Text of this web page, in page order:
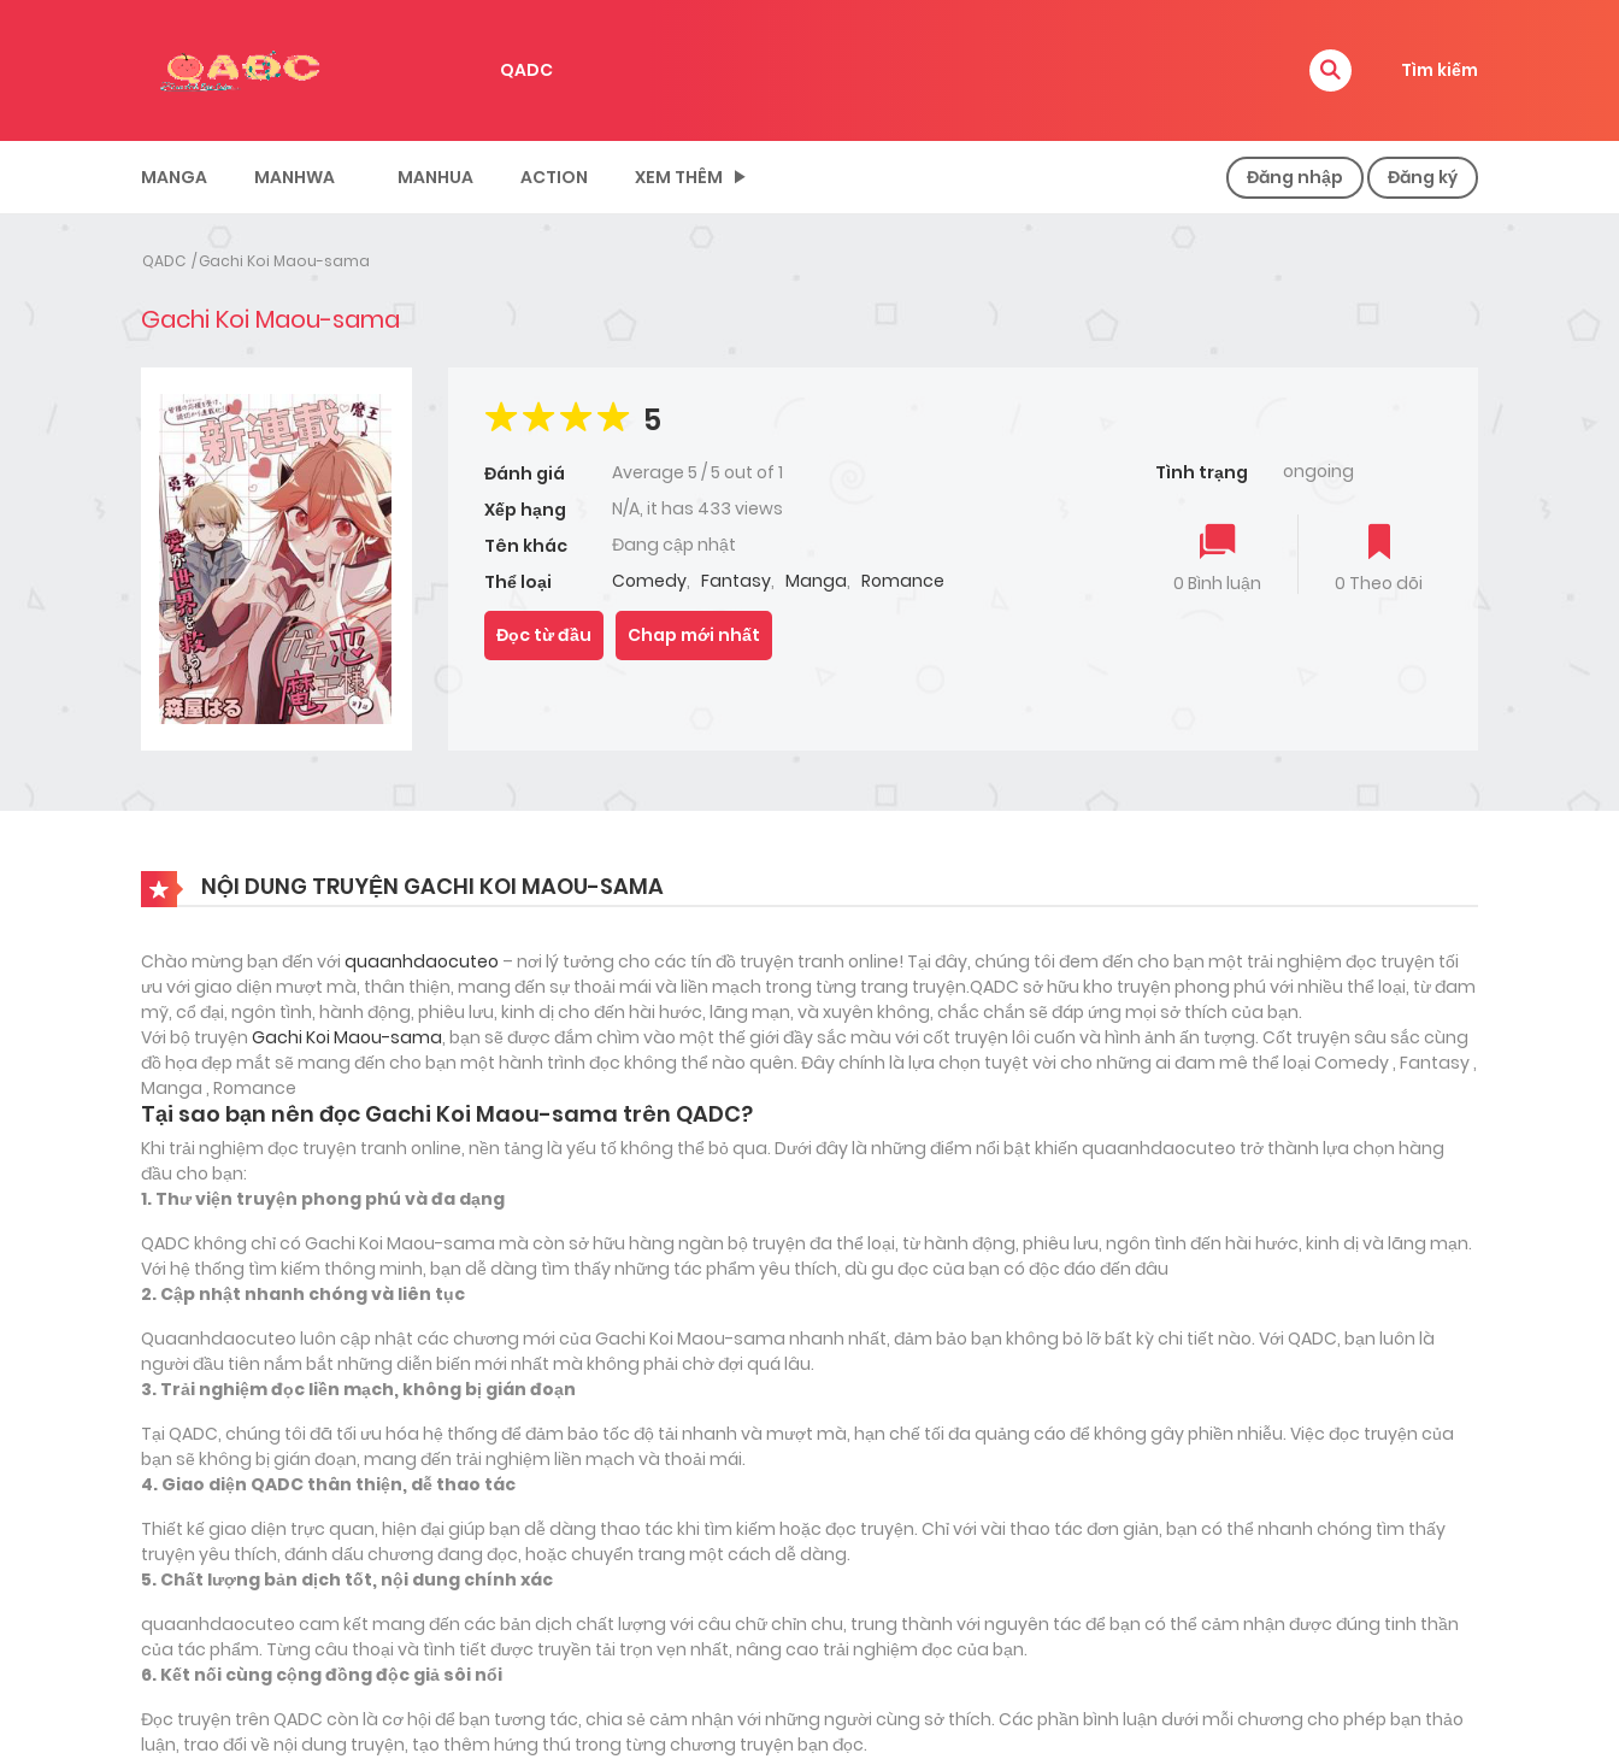
QADC Tìm kiếm
MANGA MANHWA MANHUA ACTION XEM THÊM Đăng nhập Đăng ký
QADC Gachi Koi Maou-sama
Gachi Koi Maou-sama
5
Đánh giá Average 5 /5 out of 1
Xếp hạng
N/A, it has 433 views
Tên khác
Đang cập nhật
Thể loại
Comedy, Fantasy, Manga, Romance
Tình trạng ongoing
0 Bình luận 0 Theo dõi
Đọc từ đầu Chap mới nhất
NỘI DUNG TRUYỆN GACHI KOI MAOU-SAMA
Chào mừng bạn đến với quaanhdaocuteo – nơi lý tưởng cho các tín đồ truyện tranh online! Tại đây, chúng tôi đem đến cho bạn một trải nghiệm đọc truyện tối
ưu với giao diện mượt mà, thân thiện, mang đến sự thoải mái và liền mạch trong từng trang truyện.QADC sở hữu kho truyện phong phú với nhiều thể loại, từ đam
mỹ, cổ đại, ngôn tình, hành động, phiêu lưu, kinh dị cho đến hài hước, lãng mạn, và xuyên không, chắc chắn sẽ đáp ứng mọi sở thích của bạn.
Với bộ truyện Gachi Koi Maou-sama, bạn sẽ được đắm chìm vào một thế giới đầy sắc màu với cốt truyện lôi cuốn và hình ảnh ấn tượng. Cốt truyện sâu sắc cùng
đồ họa đẹp mắt sẽ mang đến cho bạn một hành trình đọc không thể nào quên. Đây chính là lựa chọn tuyệt vời cho những ai đam mê thể loại Comedy , Fantasy ,
Manga , Romance
Tại sao bạn nên đọc Gachi Koi Maou-sama trên QADC?
Khi trải nghiệm đọc truyện tranh online, nền tảng là yếu tố không thể bỏ qua. Dưới đây là những điểm nổi bật khiến quaanhdaocuteo trở thành lựa chọn hàng
đầu cho bạn:
1. Thư viện truyện phong phú và đa dạng
QADC không chỉ có Gachi Koi Maou-sama mà còn sở hữu hàng ngàn bộ truyện đa thể loại, từ hành động, phiêu lưu, ngôn tình đến hài hước, kinh dị và lãng mạn.
Với hệ thống tìm kiếm thông minh, bạn dễ dàng tìm thấy những tác phẩm yêu thích, dù gu đọc của bạn có độc đáo đến đâu
2. Cập nhật nhanh chóng và liên tục
Quaanhdaocuteo luôn cập nhật các chương mới của Gachi Koi Maou-sama nhanh nhất, đảm bảo bạn không bỏ lỡ bất kỳ chi tiết nào. Với QADC, bạn luôn là
người đầu tiên nắm bắt những diễn biến mới nhất mà không phải chờ đợi quá lâu.
3. Trải nghiệm đọc liền mạch, không bị gián đoạn
Tại QADC, chúng tôi đã tối ưu hóa hệ thống để đảm bảo tốc độ tải nhanh và mượt mà, hạn chế tối đa quảng cáo để không gây phiền nhiễu. Việc đọc truyện của
bạn sẽ không bị gián đoạn, mang đến trải nghiệm liền mạch và thoải mái.
4. Giao diện QADC thân thiện, dễ thao tác
Thiết kế giao diện trực quan, hiện đại giúp bạn dễ dàng thao tác khi tìm kiếm hoặc đọc truyện. Chỉ với vài thao tác đơn giản, bạn có thể nhanh chóng tìm thấy
truyện yêu thích, đánh dấu chương đang đọc, hoặc chuyển trang một cách dễ dàng.
5. Chất lượng bản dịch tốt, nội dung chính xác
quaanhdaocuteo cam kết mang đến các bản dịch chất lượng với câu chữ chỉn chu, trung thành với nguyên tác để bạn có thể cảm nhận được đúng tinh thần
của tác phẩm. Từng câu thoại và tình tiết được truyền tải trọn vẹn nhất, nâng cao trải nghiệm đọc của bạn.
6. Kết nối cùng cộng đồng độc giả sôi nổi
Đọc truyện trên QADC còn là cơ hội để bạn tương tác, chia sẻ cảm nhận với những người cùng sở thích. Các phần bình luận dưới mỗi chương cho phép bạn thảo
luận, trao đổi về nội dung truyện, tạo thêm hứng thú trong từng chương truyện bạn đọc.